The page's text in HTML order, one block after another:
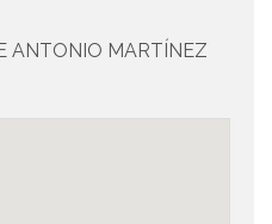
ANTONIO MARTÍNEZ